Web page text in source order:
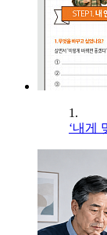
1.
‘내게